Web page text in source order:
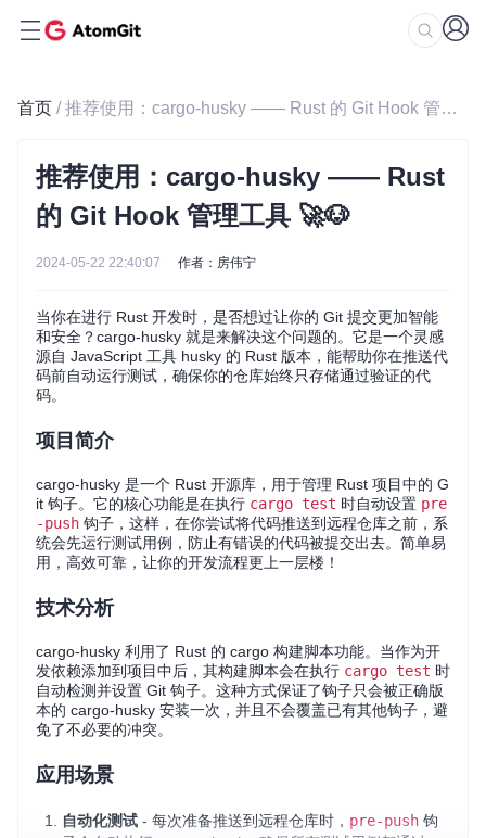
首页 / 推荐使用：cargo-husky —— Rust 的 Git Hook 管理工具 🚀🐶
推荐使用：cargo-husky —— Rust
的 Git Hook 管理工具 🚀🐶
2024-05-22 22:40:07 作者：房伟宁
当你在进行 Rust 开发时，是否想过让你的 Git 提交更加智能
和安全？cargo-husky 就是来解决这个问题的。它是一个灵感
源自 JavaScript 工具 husky 的 Rust 版本，能帮助你在推送代
码前自动运行测试，确保你的仓库始终只存储通过验证的代
码。
项目简介
cargo-husky 是一个 Rust 开源库，用于管理 Rust 项目中的 G
it 钩子。它的核心功能是在执行 cargo test 时自动设置 pre
-push 钩子，这样，在你尝试将代码推送到远程仓库之前，系
统会先运行测试用例，防止有错误的代码被提交出去。简单易
用，高效可靠，让你的开发流程更上一层楼！
技术分析
cargo-husky 利用了 Rust 的 cargo 构建脚本功能。当作为开
发依赖添加到项目中后，其构建脚本会在执行 cargo test 时
自动检测并设置 Git 钩子。这种方式保证了钩子只会被正确版
本的 cargo-husky 安装一次，并且不会覆盖已有其他钩子，避
免了不必要的冲突。
应用场景
自动化测试 - 每次准备推送到远程仓库时， pre-push 钩